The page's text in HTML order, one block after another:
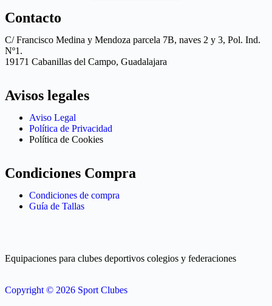
Contacto
C/ Francisco Medina y Mendoza parcela 7B, naves 2 y 3, Pol. Ind.
Nº1.
19171 Cabanillas del Campo, Guadalajara
Avisos legales
Aviso Legal
Política de Privacidad
Política de Cookies
Condiciones Compra
Condiciones de compra
Guía de Tallas
Equipaciones para clubes deportivos colegios y federaciones
Copyright © 2026 Sport Clubes